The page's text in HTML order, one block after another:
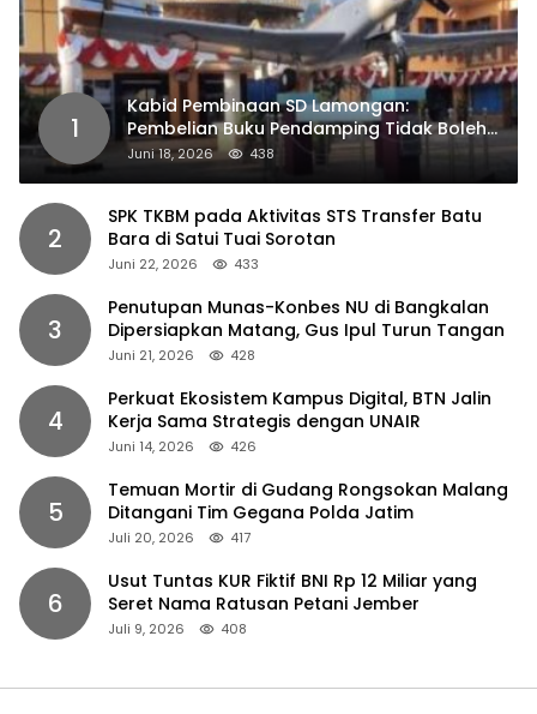
1
Kabid Pembinaan SD Lamongan:
Pembelian Buku Pendamping Tidak Boleh
Dipaksakan
Juni 18, 2026 438
2
SPK TKBM pada Aktivitas STS Transfer Batu
Bara di Satui Tuai Sorotan
Juni 22, 2026 433
3
Penutupan Munas-Konbes NU di Bangkalan
Dipersiapkan Matang, Gus Ipul Turun Tangan
Juni 21, 2026 428
4
Perkuat Ekosistem Kampus Digital, BTN Jalin
Kerja Sama Strategis dengan UNAIR
Juni 14, 2026 426
5
Temuan Mortir di Gudang Rongsokan Malang
Ditangani Tim Gegana Polda Jatim
Juli 20, 2026 417
6
Usut Tuntas KUR Fiktif BNI Rp 12 Miliar yang
Seret Nama Ratusan Petani Jember
Juli 9, 2026 408